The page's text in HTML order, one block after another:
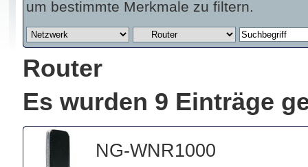
um bestimmte Merkmale zu filtern.
Router
Es wurden 9 Einträge
NG-WNR1000